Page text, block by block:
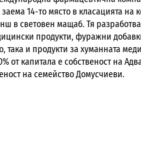
14-то място в класацията
в световен мащаб. Тя
продукти, фуражни
така и продукти за хуманната
от капитала е собственост на
на семейство Домусчиеви.